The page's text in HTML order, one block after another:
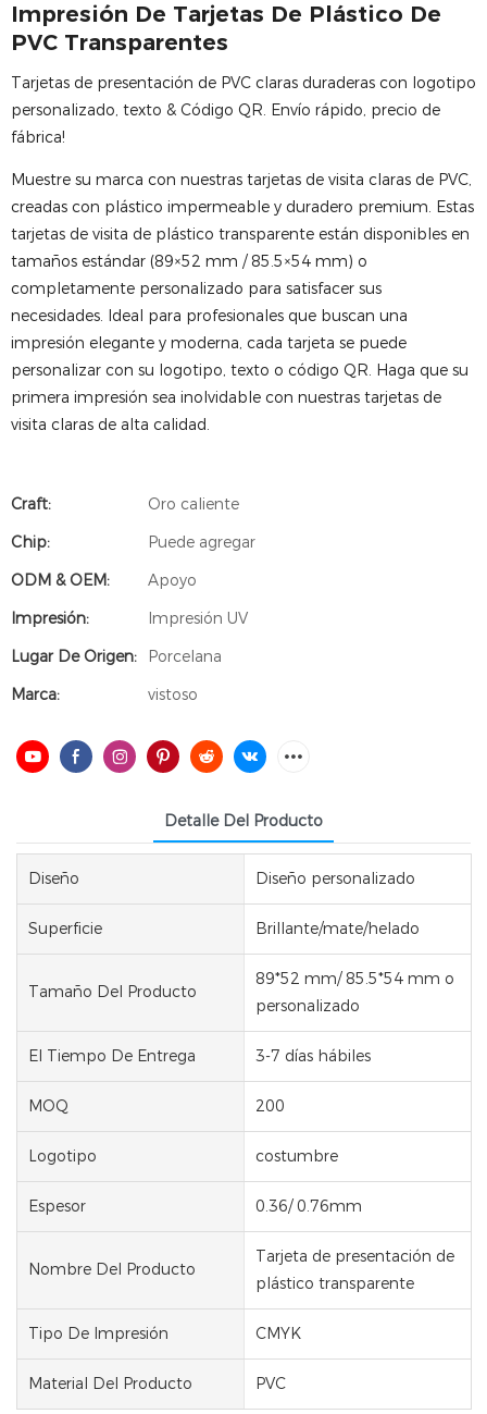
Impresión De Tarjetas De Plástico De
PVC Transparentes
Tarjetas de presentación de PVC claras duraderas con logotipo
personalizado, texto & Código QR. Envío rápido, precio de
fábrica!
Muestre su marca con nuestras tarjetas de visita claras de PVC,
creadas con plástico impermeable y duradero premium. Estas
tarjetas de visita de plástico transparente están disponibles en
tamaños estándar (89×52 mm / 85.5×54 mm) o
completamente personalizado para satisfacer sus
necesidades. Ideal para profesionales que buscan una
impresión elegante y moderna, cada tarjeta se puede
personalizar con su logotipo, texto o código QR. Haga que su
primera impresión sea inolvidable con nuestras tarjetas de
visita claras de alta calidad.
Craft:
Oro caliente
Chip:
Puede agregar
ODM & OEM:
Apoyo
Impresión:
Impresión UV
Lugar De Origen:
Porcelana
Marca:
vistoso
Detalle Del Producto
Diseño Diseño personalizado
Superficie Brillante/mate/helado
Tamaño Del Producto
89*52 mm/ 85.5*54 mm o
personalizado
El Tiempo De Entrega 3-7 días hábiles
MOQ 200
Logotipo costumbre
Espesor 0.36/ 0.76mm
Nombre Del Producto
Tarjeta de presentación de
plástico transparente
Tipo De Impresión CMYK
Material Del Producto PVC